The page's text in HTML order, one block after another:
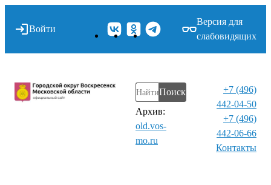
Войти
Версия для
слабовидящих
Поиск
Архив:
old.vos-
mo.ru
+7 (496)
442-04-50
+7 (496)
442-06-66
Контакты⁠